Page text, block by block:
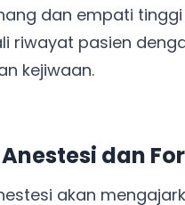
dan empati
riwayat pasien
kejiwaan.
dan
akan